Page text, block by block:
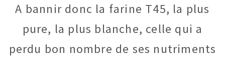
A bannir donc la farine T45, la plus
pure, la plus blanche, celle qui a
perdu bon nombre de ses nutriments